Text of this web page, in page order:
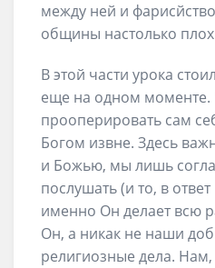
между ней и
общины настолько
В этой части урока
еще на одном моменте.
прооперировать сам
Богом извне. Здесь
и Божью, мы лишь
послушать (и то, в
именно Он делает всю
Он, а никак не наши
религиозные дела. Нам,